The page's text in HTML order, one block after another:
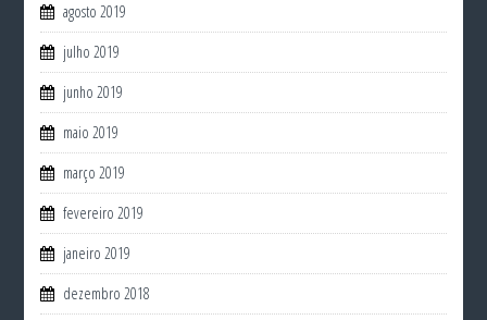
agosto 2019
julho 2019
junho 2019
maio 2019
março 2019
fevereiro 2019
janeiro 2019
dezembro 2018